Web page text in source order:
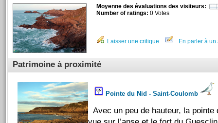
Moyenne des évaluations des visiteurs:
Number of ratings: 0 Votes
Laisser une critique En parler à un
Patrimoine à proximité
Pointe du Nid - Saint-Coulomb
Avec un peu de hauteur, la pointe